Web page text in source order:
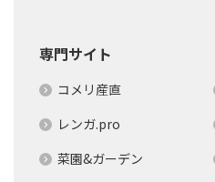
専門サイト
コメリ産直
レンガ.pro
菜園&ガーデン